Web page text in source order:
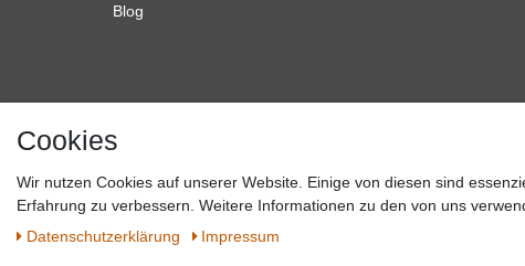
Blog
*Alle Preise verstehen sich inkl. MwSt. zzgl. Versandkosten. **Gilt für
Cookies
Wir nutzen Cookies auf unserer Website. Einige von diesen sind
Erfahrung zu verbessern. Weitere Informationen zu den von uns
Daten­schutz­erklärung
Impressum